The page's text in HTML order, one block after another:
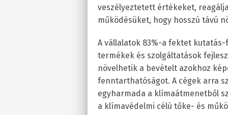
veszélyeztetett értékeket,
működésüket, hogy hosszú távú
A vállalatok 83%-a fektet
termékek és szolgáltatások
növelhetik a bevételt azokhoz
fenntarthatóságot. A cégek arra
egyharmada a klímaátmenetből
a klímavédelmi célú tőke- és